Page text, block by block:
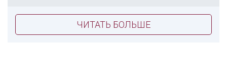
ЧИТАТЬ БОЛЬШЕ